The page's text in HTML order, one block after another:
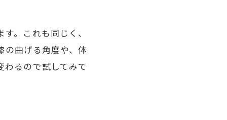
。これも同じく、
の曲げる角度や、体
わるので試してみて